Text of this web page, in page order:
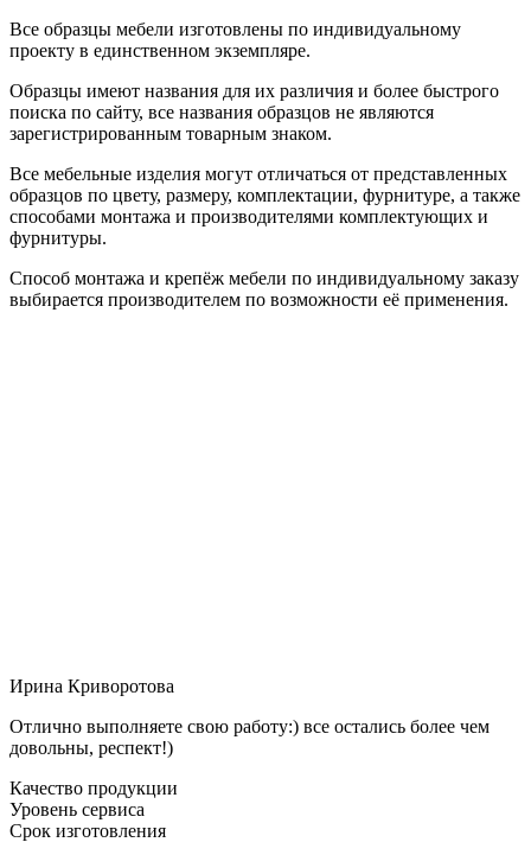
Все образцы мебели изготовлены по индивидуальному
проекту в единственном экземпляре.
Образцы имеют названия для их различия и более быстрого
поиска по сайту, все названия образцов не являются
зарегистрированным товарным знаком.
Все мебельные изделия могут отличаться от представленных
образцов по цвету, размеру, комплектации, фурнитуре, а также
способами монтажа и производителями комплектующих и
фурнитуры.
Способ монтажа и крепёж мебели по индивидуальному заказу
выбирается производителем по возможности её применения.
Ирина Криворотова
Отлично выполняете свою работу:) все остались более чем
довольны, респект!)
Качество продукции
Уровень сервиса
Срок изготовления